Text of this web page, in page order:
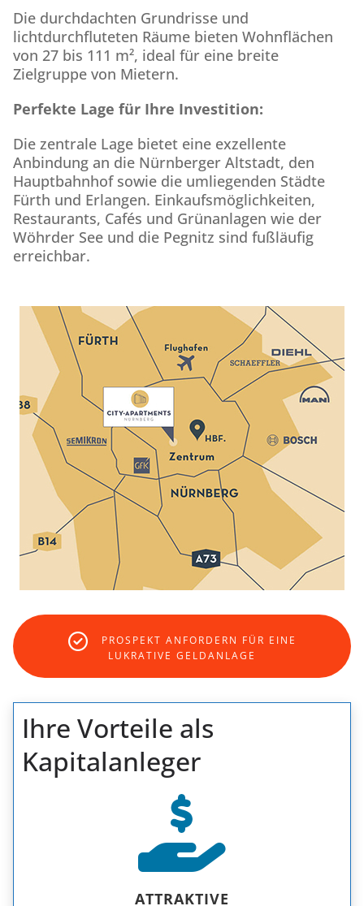
Die durchdachten Grundrisse und
lichtdurchfluteten Räume bieten Wohnflächen
von 27 bis 111 m², ideal für eine breite
Zielgruppe von Mietern.
Perfekte Lage für Ihre Investition:
Die zentrale Lage bietet eine exzellente
Anbindung an die Nürnberger Altstadt, den
Hauptbahnhof sowie die umliegenden Städte
Fürth und Erlangen. Einkaufsmöglichkeiten,
Restaurants, Cafés und Grünanlagen wie der
Wöhrder See und die Pegnitz sind fußläufig
erreichbar.
PROSPEKT ANFORDERN FÜR EINE
LUKRATIVE GELDANLAGE
Ihre Vorteile als
Kapitalanleger
ATTRAKTIVE